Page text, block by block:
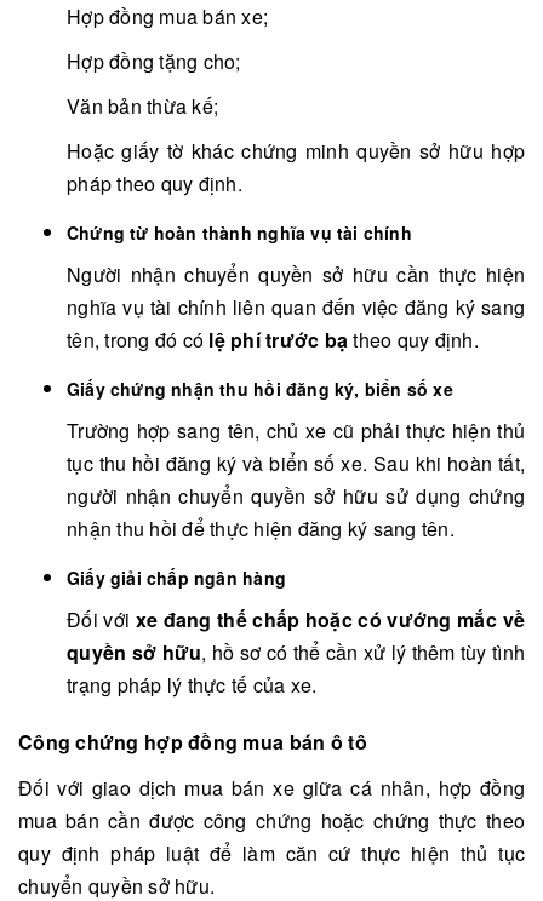
Hợp đồng mua bán xe;
Hợp đồng tặng cho;
Văn bản thừa kế;
Hoặc giấy tờ khác chứng minh quyền sở hữu hợp
pháp theo quy định.
Chứng từ hoàn thành nghĩa vụ tài chính
Người nhận chuyển quyền sở hữu cần thực hiện
nghĩa vụ tài chính liên quan đến việc đăng ký sang
tên, trong đó có lệ phí trước bạtheo quy định.
Giấy chứng nhận thu hồi đăng ký, biển số xe
Trường hợp sang tên, chủ xe cũ phải thực hiện thủ
tục thu hồi đăng ký và biển số xe. Sau khi hoàn tất,
người nhận chuyển quyền sở hữu sử dụng chứng
nhận thu hồi để thực hiện đăng ký sang tên.
Giấy giải chấp ngân hàng
Đối với xe đang thế chấp hoặc có vướng mắc về
quyền sở hữu, hồ sơ có thể cần xử lý thêm tùy tình
trạng pháp lý thực tế của xe.
Công chứng hợp đồng mua bán ô tô
Đối với giao dịch mua bán xe giữa cá nhân, hợp đồng
mua bán cần được công chứng hoặc chứng thực theo
quy định pháp luật để làm căn cứ thực hiện thủ tục
chuyển quyền sở hữu.